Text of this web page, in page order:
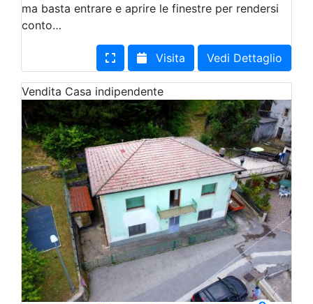
ma basta entrare e aprire le finestre per rendersi
conto…
Visita Vedi Dettaglio
Vendita Casa indipendente